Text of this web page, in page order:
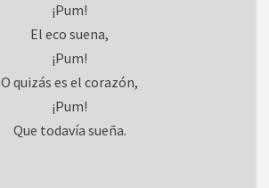
¡Pum!
El eco suena,
¡Pum!
O quizás es el corazón,
¡Pum!
Que todavía sueña.